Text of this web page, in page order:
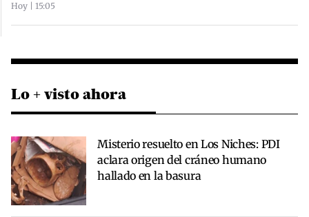
Hoy | 15:05
Lo + visto ahora
Misterio resuelto en Los Niches: PDI
aclara origen del cráneo humano
hallado en la basura